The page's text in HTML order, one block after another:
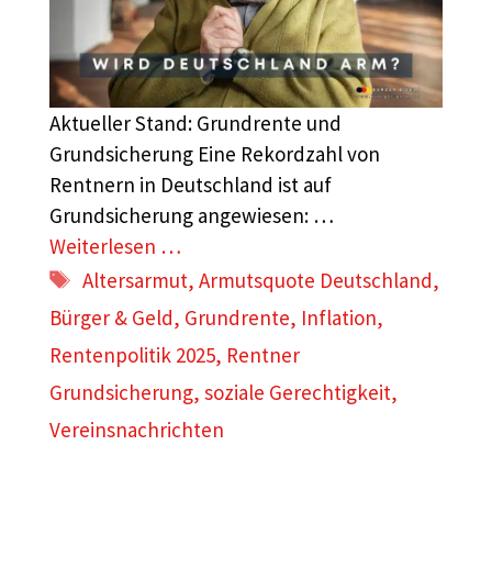
Aktueller Stand: Grundrente und
Grundsicherung Eine Rekordzahl von
Rentnern in Deutschland ist auf
Grundsicherung angewiesen: …
Weiterlesen …
Schlagwörter
Altersarmut,Armutsquote Deutschland,
Bürger & Geld, Grundrente, Inflation,
Rentenpolitik 2025, Rentner
Grundsicherung, soziale Gerechtigkeit,
Vereinsnachrichten